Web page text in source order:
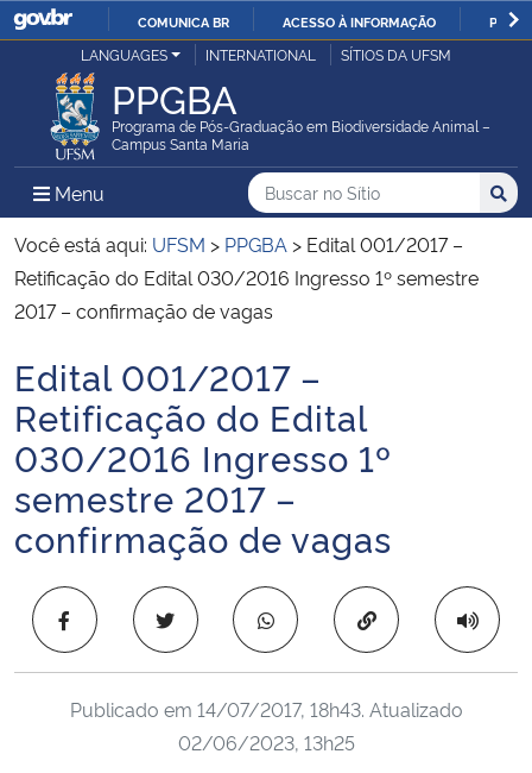
IR
O
COMUNICA BR ACESSO À INFORMAÇÃO
Ministério da Justiça e Segurança Pública
Ministério da Defesa
Ministério das Relações Exteriores
Ministério da Economia
Ministério da Infraestrutura
Ministério da Agricultura, Pecuária e Abastecimento
Ministério da Educação
Ministério da Cidadania
Ministério da Saúde
Ministério de Minas e Energia
Ministério da Ciência, Tecnologia, Inovações e Comunicações
LANGUAGES INTERNATIONAL SÍTIOS DA UFSM
PPGBA
Programa de Pós-Graduação em Biodiversidade Animal –
Campus Santa Maria
Menu Menu Principal do Sítio
Busca
Buscar no no Sítio
Busca:
Você está aqui: UFSM > PPGBA > Edital 001/2017 –
Retificação do Edital 030/2016 Ingresso 1º semestre
2017 – confirmação de vagas
Início do conteúdo
Edital 001/2017 –
Retificação do Edital
030/2016 Ingresso 1º
semestre 2017 –
confirmação de vagas
Copiar para área
Publicado em 14/07/2017, 18h43. Atualizado
02/06/2023, 13h25